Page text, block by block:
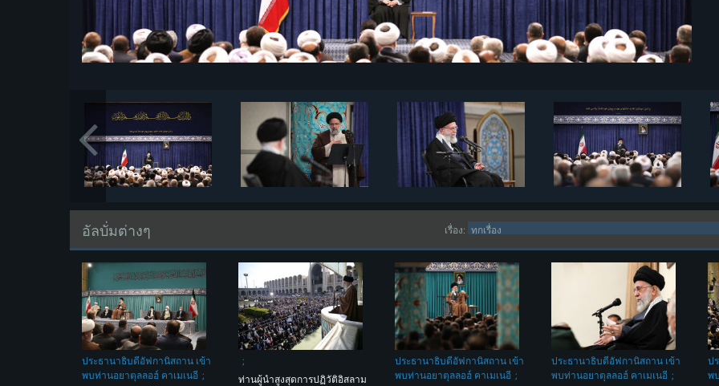
อัลบั่มต่างๆ เรื่อง:
ประธานาธิบดีอัฟกานิสถาน เข้า
พบท่านอยาตุลลอฮ์ คาเมเนอี
ท่านผู้นำสูงสุดการปฏิวัติอิสลาม
ประธานาธิบดีอัฟกานิสถาน เข้า
พบท่านอยาตุลลอฮ์ คาเมเนอี
ประธานาธิบดีอัฟกานิสถาน เข้า
พบท่านอยาตุลลอฮ์ คาเมเนอี
ป
พ